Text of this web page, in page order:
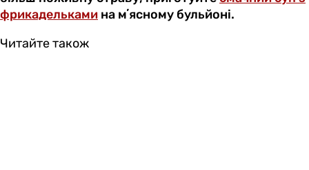
фрикадельками на мʼясному бульйоні.
Читайте також